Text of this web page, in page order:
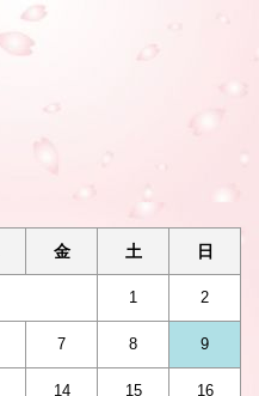
金 土 日
1 2
7 8 9
14 15 16